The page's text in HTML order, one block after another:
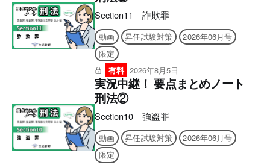
Section11 詐欺罪
動画 昇任試験対策
2026年06月号
限定
有料 2026年8月5日
実況中継！ 要点まとめノート
刑法②
Section10 強盗罪
動画 昇任試験対策
2026年06月号
限定